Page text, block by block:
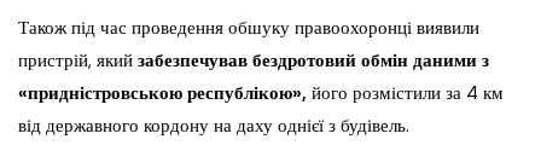
Також під час проведення обшуку правоохоронці виявили
пристрій, який забезпечував бездротовий обмін даними з
«придністровською республікою», його розмістили за 4 км
від державного кордону на даху однієї з будівель.